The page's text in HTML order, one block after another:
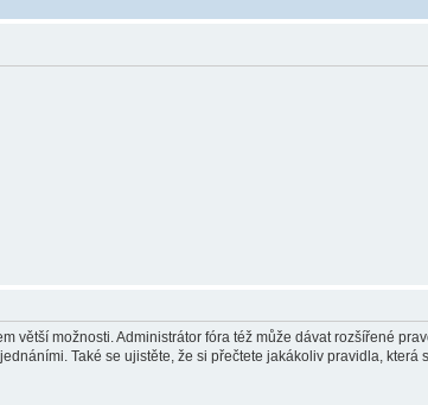
větší možnosti. Administrátor fóra též může dávat rozšířené
Také se ujistěte, že si přečtete jakákoliv pravidla, která